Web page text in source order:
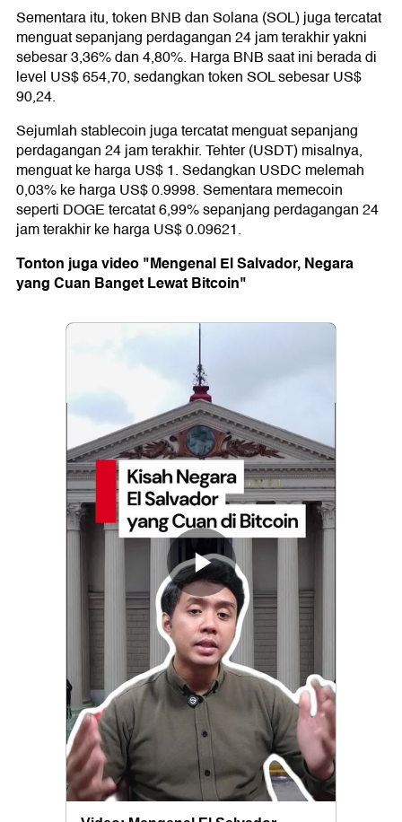
Sementara itu, token BNB dan Solana (SOL) juga tercatat
menguat sepanjang perdagangan 24 jam terakhir yakni
sebesar 3,36% dan 4,80%. Harga BNB saat ini berada di
level US$ 654,70, sedangkan token SOL sebesar US$
90,24.
Sejumlah stablecoin juga tercatat menguat sepanjang
perdagangan 24 jam terakhir. Tehter (USDT) misalnya,
menguat ke harga US$ 1. Sedangkan USDC melemah
0,03% ke harga US$ 0.9998. Sementara memecoin
seperti DOGE tercatat 6,99% sepanjang perdagangan 24
jam terakhir ke harga US$ 0.09621.
Tonton juga video "Mengenal El Salvador, Negara
yang Cuan Banget Lewat Bitcoin"